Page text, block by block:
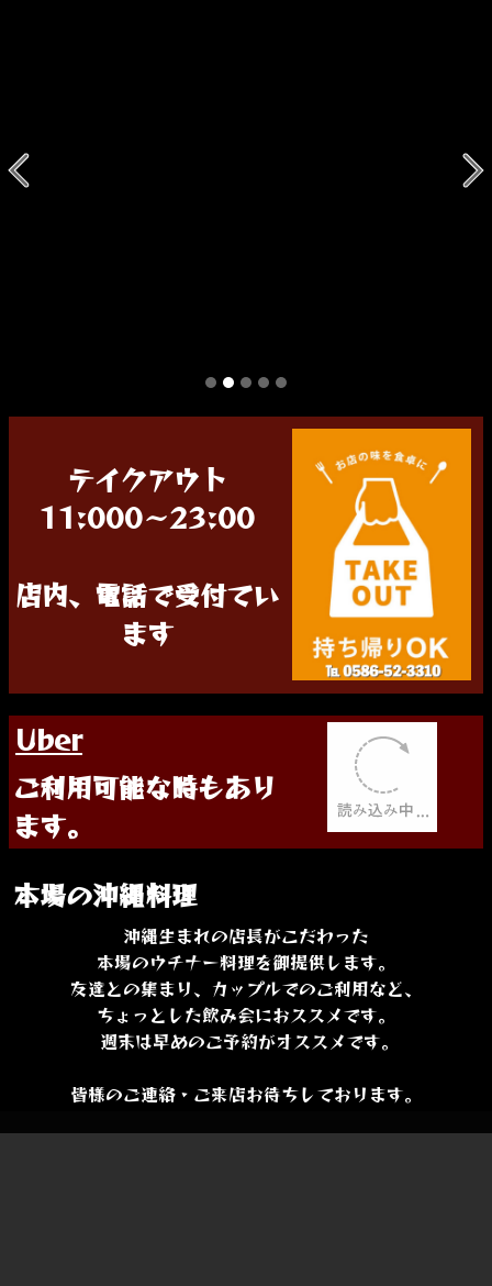
テイクアウト
11:000〜23:00
店内、電話で受付てい
ます
Uber
ご利用可能な時もあり
ます。
本場の沖縄料理
本場のウチナー料理を御提供します。